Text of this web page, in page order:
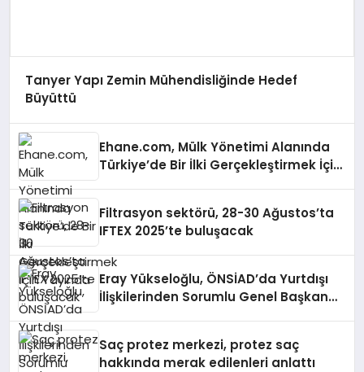
Tanyer Yapı Zemin Mühendisliğinde Hedef
Büyüttü
Ehane.com, Mülk Yönetimi Alanında
Türkiye’de Bir İlki Gerçekleştirmek İçin
Filtrasyon sektörü, 28-30 Ağustos’ta
IFTEX 2025’te buluşacak
Eray Yükseloğlu, ÖNSİAD’da Yurtdışı
İlişkilerinden Sorumlu Genel Başkan
Saç protez merkezi, protez saç
hakkında merak edilenleri anlattı